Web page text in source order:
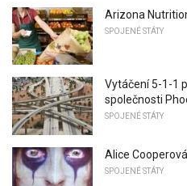
Arizona
SPOJENÉ STÁTY
Vytáčení 5-1-1
společnosti
SPOJENÉ STÁTY
Alice Cooperová
SPOJENÉ STÁTY